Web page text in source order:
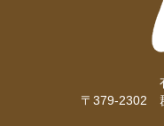
〒379-2302